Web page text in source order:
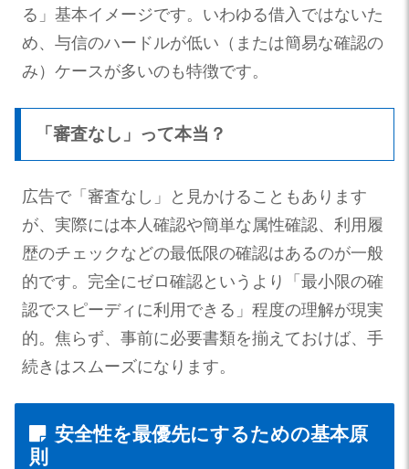
る」基本イメージです。いわゆる借入ではないた
め、与信のハードルが低い（または簡易な確認の
み）ケースが多いのも特徴です。
「審査なし」って本当？
広告で「審査なし」と見かけることもあります
が、実際には本人確認や簡単な属性確認、利用履
歴のチェックなどの最低限の確認はあるのが一般
的です。完全にゼロ確認というより「最小限の確
認でスピーディに利用できる」程度の理解が現実
的。焦らず、事前に必要書類を揃えておけば、手
続きはスムーズになります。
安全性を最優先にするための基本原
則